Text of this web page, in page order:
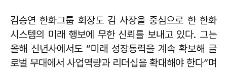
김승연 한화그룹 회장도 김 사장을 중심으로 한 한화
시스템의 미래 행보에 무한 신뢰를 보내고 있다. 그는
올해 신년사에서도 “미래 성장동력을 계속 확보해 글
로벌 무대에서 사업역량과 리더십을 확대해야 한다”며